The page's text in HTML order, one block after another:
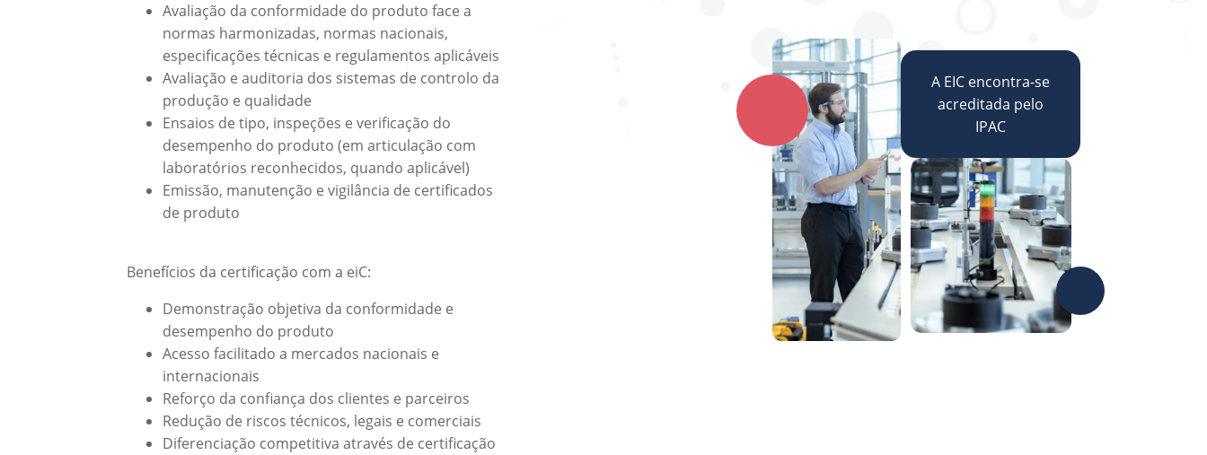
Avaliação da conformidade do produto face a
normas harmonizadas, normas nacionais,
especificações técnicas e regulamentos aplicáveis
Avaliação e auditoria dos sistemas de controlo da
produção e qualidade
Ensaios de tipo, inspeções e verificação do
desempenho do produto (em articulação com
laboratórios reconhecidos, quando aplicável)
Emissão, manutenção e vigilância de certificados
de produto
Benefícios da certificação com a eiC:
Demonstração objetiva da conformidade e
desempenho do produto
Acesso facilitado a mercados nacionais e
internacionais
Reforço da confiança dos clientes e parceiros
Redução de riscos técnicos, legais e comerciais
Diferenciação competitiva através de certificação
A EIC encontra-se
acreditada pelo
IPAC